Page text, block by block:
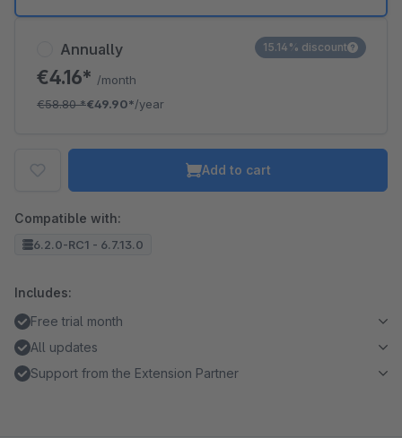
Annually
€4.16* /month
€58.80*€49.90*/year
15.14% discount
Add to cart
Compatible with:
6.2.0-RC1 - 6.7.13.0
Includes:
Free trial month
All updates
Support from the Extension Partner